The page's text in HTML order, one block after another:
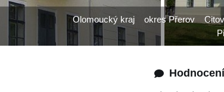
Hodnocení
Olomoucký kraj okres Přerov Citov